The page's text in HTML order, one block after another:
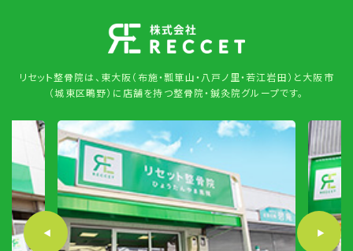
リセット整骨院は、東大阪（布施・瓢箪山・八戸ノ里・若江岩田）と大阪市
（城東区鴫野）に店舗を持つ整骨院・鍼灸院グループです。